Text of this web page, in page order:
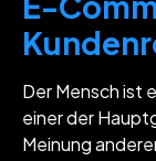
Der Mensch ist
einer der
Meinung